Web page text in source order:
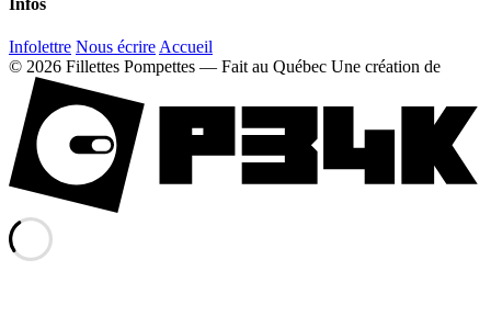
Infolettre Nous écrire Accueil
© 2026 Fillettes Pompettes — Fait au Québec Une création de